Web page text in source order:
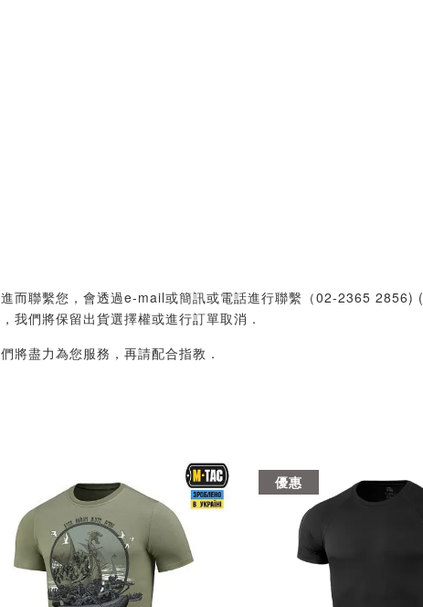
而聯繫您，會透過e-mail或簡訊或電話進行聯繫（02-2365
我們將保留出貨選擇權或進行訂單取消．
將盡力為您服務，再請配合指教．
優惠